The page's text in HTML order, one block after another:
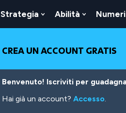
Strategia
Show
Submenu
Strategia
Abilità
Show
Submenu
Abilità
Numeri
CREA UN ACCOUNT GRATIS
Benvenuto! Iscriviti per
Hai già un account? Accesso.